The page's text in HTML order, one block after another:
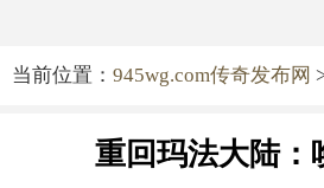
当前位置： 945wg.com传奇发布网
重回玛法大陆：